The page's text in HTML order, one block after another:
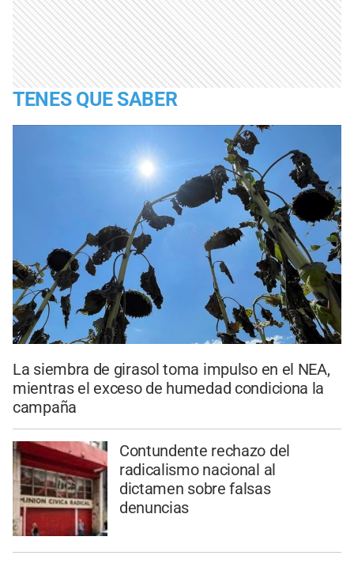
TENES QUE SABER
La siembra de girasol toma impulso en el NEA,
mientras el exceso de humedad condiciona la
campaña
Contundente rechazo del
radicalismo nacional al
dictamen sobre falsas
denuncias